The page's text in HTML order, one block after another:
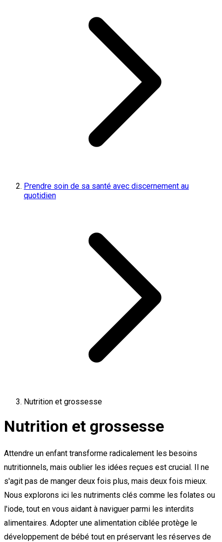
Prendre soin de sa santé avec discernement au
quotidien
Nutrition et grossesse
Nutrition et grossesse
Attendre un enfant transforme radicalement les besoins
nutritionnels, mais oublier les idées reçues est crucial. Il ne
s'agit pas de manger deux fois plus, mais deux fois mieux.
Nous explorons ici les nutriments clés comme les folates ou
l'iode, tout en vous aidant à naviguer parmi les interdits
alimentaires. Adopter une alimentation ciblée protège le
développement de bébé tout en préservant les réserves de